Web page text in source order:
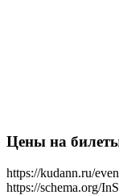
Цены на
https://kudann.ru/
https://schema.org/